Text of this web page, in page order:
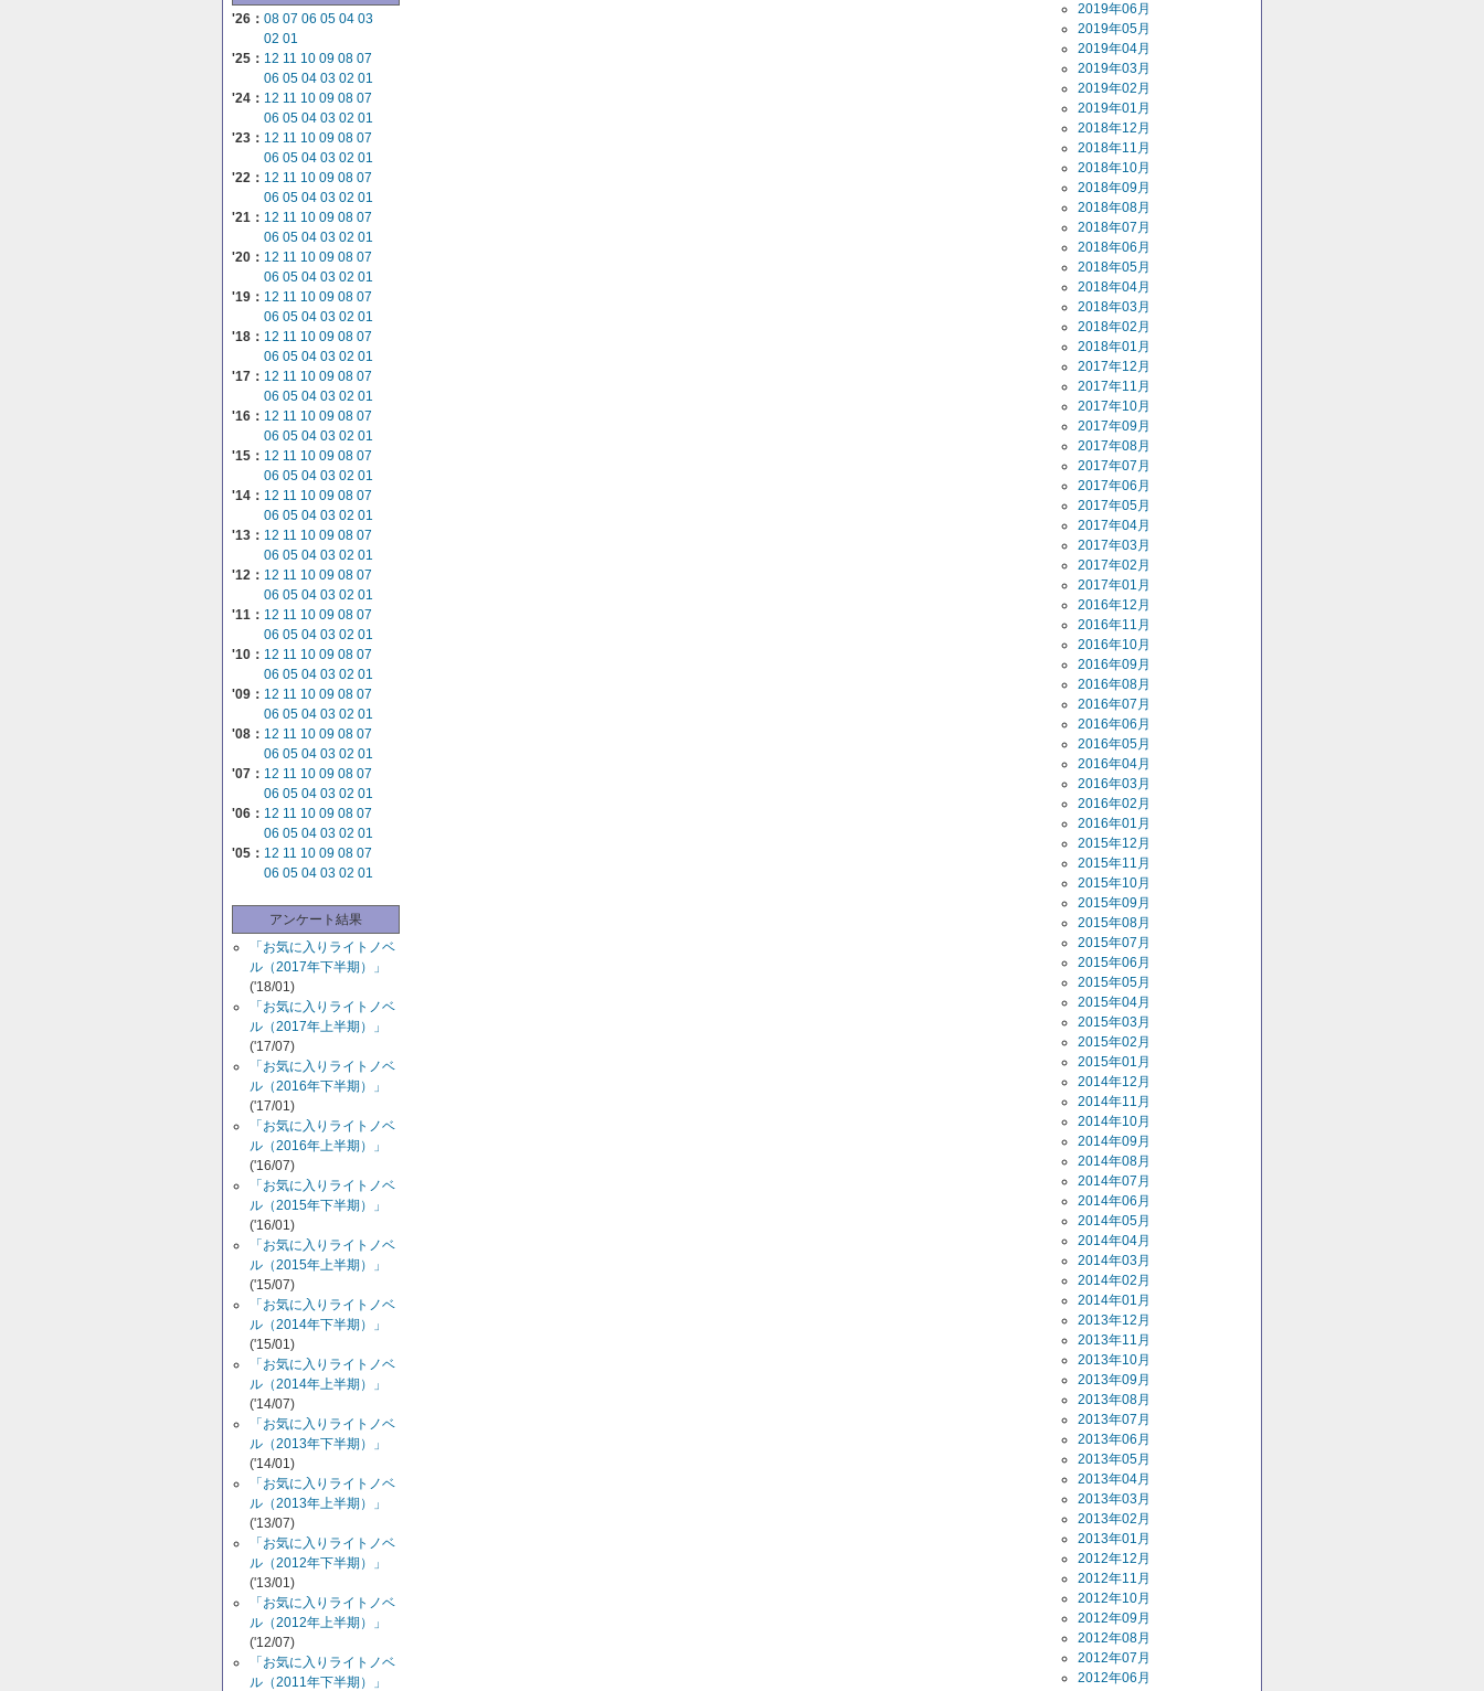
'26： 08 07 06 05 04 03
02 01
'25： 12 11 10 09 08 07
06 05 04 03 02 01
'24： 12 11 10 09 08 07
06 05 04 03 02 01
'23： 12 11 10 09 08 07
06 05 04 03 02 01
'22： 12 11 10 09 08 07
06 05 04 03 02 01
'21： 12 11 10 09 08 07
06 05 04 03 02 01
'20： 12 11 10 09 08 07
06 05 04 03 02 01
'19： 12 11 10 09 08 07
06 05 04 03 02 01
'18： 12 11 10 09 08 07
06 05 04 03 02 01
'17： 12 11 10 09 08 07
06 05 04 03 02 01
'16： 12 11 10 09 08 07
06 05 04 03 02 01
'15： 12 11 10 09 08 07
06 05 04 03 02 01
'14： 12 11 10 09 08 07
06 05 04 03 02 01
'13： 12 11 10 09 08 07
06 05 04 03 02 01
'12： 12 11 10 09 08 07
06 05 04 03 02 01
'11： 12 11 10 09 08 07
06 05 04 03 02 01
'10： 12 11 10 09 08 07
06 05 04 03 02 01
'09： 12 11 10 09 08 07
06 05 04 03 02 01
'08： 12 11 10 09 08 07
06 05 04 03 02 01
'07： 12 11 10 09 08 07
06 05 04 03 02 01
'06： 12 11 10 09 08 07
06 05 04 03 02 01
'05： 12 11 10 09 08 07
06 05 04 03 02 01
アンケート結果
「お気に入りライトノベ
ル（2017年下半期）」
('18/01)
「お気に入りライトノベ
ル（2017年上半期）」
('17/07)
「お気に入りライトノベ
ル（2016年下半期）」
('17/01)
「お気に入りライトノベ
ル（2016年上半期）」
('16/07)
「お気に入りライトノベ
ル（2015年下半期）」
('16/01)
「お気に入りライトノベ
ル（2015年上半期）」
('15/07)
「お気に入りライトノベ
ル（2014年下半期）」
('15/01)
「お気に入りライトノベ
ル（2014年上半期）」
('14/07)
「お気に入りライトノベ
ル（2013年下半期）」
('14/01)
「お気に入りライトノベ
ル（2013年上半期）」
('13/07)
「お気に入りライトノベ
ル（2012年下半期）」
('13/01)
「お気に入りライトノベ
ル（2012年上半期）」
('12/07)
「お気に入りライトノベ
ル（2011年下半期）」
2019年06月
2019年05月
2019年04月
2019年03月
2019年02月
2019年01月
2018年12月
2018年11月
2018年10月
2018年09月
2018年08月
2018年07月
2018年06月
2018年05月
2018年04月
2018年03月
2018年02月
2018年01月
2017年12月
2017年11月
2017年10月
2017年09月
2017年08月
2017年07月
2017年06月
2017年05月
2017年04月
2017年03月
2017年02月
2017年01月
2016年12月
2016年11月
2016年10月
2016年09月
2016年08月
2016年07月
2016年06月
2016年05月
2016年04月
2016年03月
2016年02月
2016年01月
2015年12月
2015年11月
2015年10月
2015年09月
2015年08月
2015年07月
2015年06月
2015年05月
2015年04月
2015年03月
2015年02月
2015年01月
2014年12月
2014年11月
2014年10月
2014年09月
2014年08月
2014年07月
2014年06月
2014年05月
2014年04月
2014年03月
2014年02月
2014年01月
2013年12月
2013年11月
2013年10月
2013年09月
2013年08月
2013年07月
2013年06月
2013年05月
2013年04月
2013年03月
2013年02月
2013年01月
2012年12月
2012年11月
2012年10月
2012年09月
2012年08月
2012年07月
2012年06月